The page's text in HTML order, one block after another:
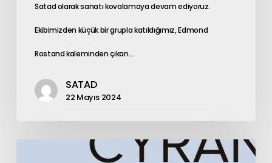
Satad olarak sanatı kovalamaya devam ediyoruz.
Ekibimizden küçük bir grupla katıldığımız, Edmond
Rostand kaleminden çıkan…
SATAD
22 Mayıs 2024